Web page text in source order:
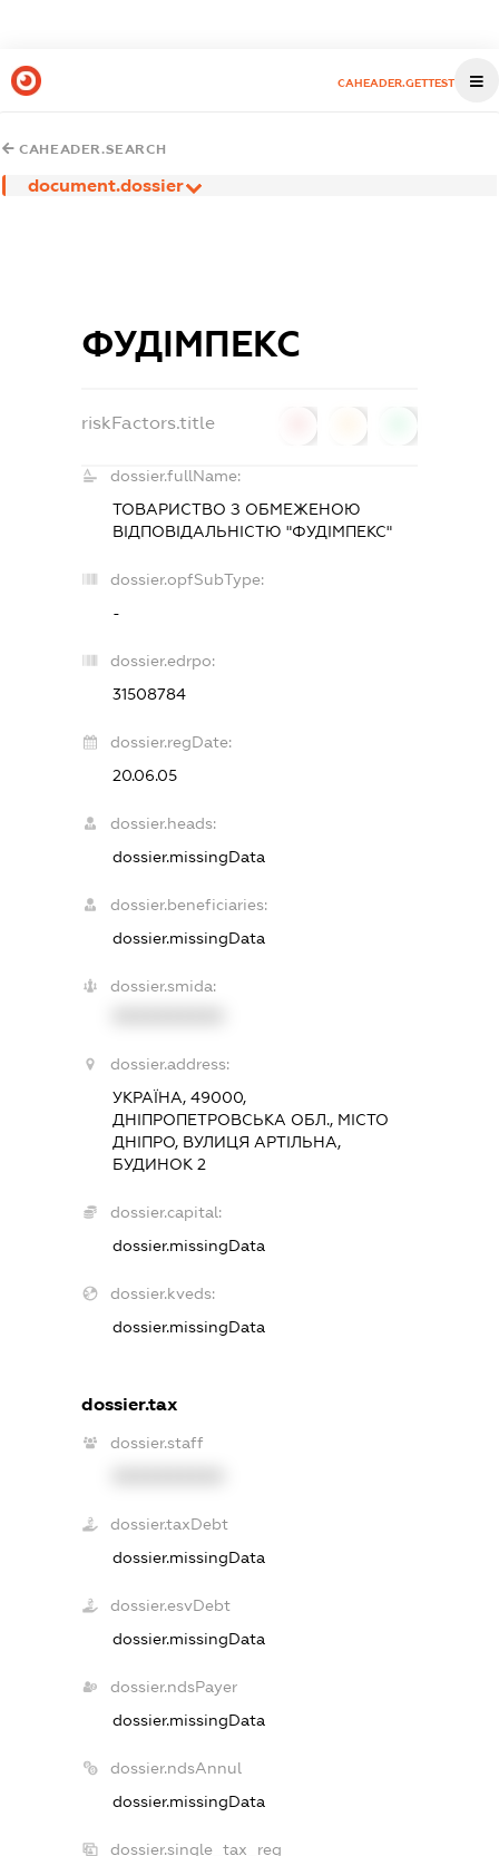
CAHEADER.GETTEST
CAHEADER.SEARCH
document.dossier
ФУДІМПЕКС
riskFactors.title
dossier.fullName:
ТОВАРИСТВО З ОБМЕЖЕНОЮ
ВІДПОВІДАЛЬНІСТЮ "ФУДІМПЕКС"
dossier.opfSubType:
-
dossier.edrpo:
31508784
dossier.regDate:
20.06.05
dossier.heads:
dossier.missingData
dossier.beneficiaries:
dossier.missingData
dossier.smida:
dossier.address:
УКРАЇНА, 49000,
ДНІПРОПЕТРОВСЬКА ОБЛ., МІСТО
ДНІПРО, ВУЛИЦЯ АРТІЛЬНА,
БУДИНОК 2
dossier.capital:
dossier.missingData
dossier.kveds:
dossier.missingData
dossier.tax
dossier.staff
dossier.taxDebt
dossier.missingData
dossier.esvDebt
dossier.missingData
dossier.ndsPayer
dossier.missingData
dossier.ndsAnnul
dossier.missingData
dossier.single_tax_reg